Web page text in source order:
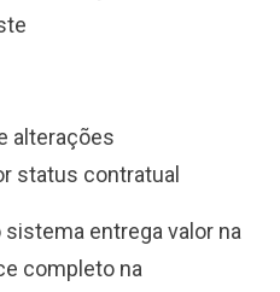
alterações
status contratual
entrega valor na
completo na